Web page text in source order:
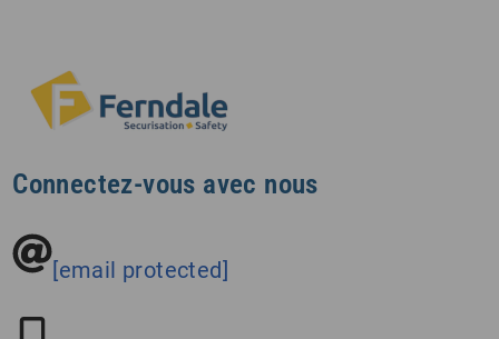
Connectez-vous avec nous
[email protected]